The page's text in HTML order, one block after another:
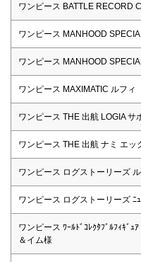
ワンピース BATTLE RECORD
ワンピース MANHOOD
ワンピース MANHOOD
ワンピース MAXIMATIC ルフ
ワンピース THE 出航 LOGIA サ
ワンピース THE 出航 ナミ エッ
ワンピース ログストーリーズ
ワンピース ログストーリーズ ﾆ
ワンピース ﾜｰﾙﾄﾞｺﾚｸﾀﾌﾞﾙﾌｨｷﾞ
＆イム様